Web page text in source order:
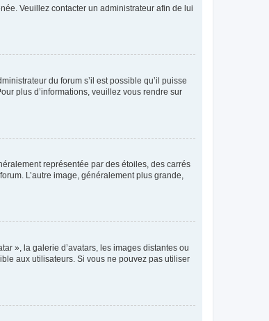
Veuillez contacter un administrateur afin de lui
du forum s’il est possible qu’il puisse
plus d’informations, veuillez vous rendre sur
représentée par des étoiles, des carrés
L’autre image, généralement plus grande,
», la galerie d’avatars, les images distantes ou
aux utilisateurs. Si vous ne pouvez pas utiliser